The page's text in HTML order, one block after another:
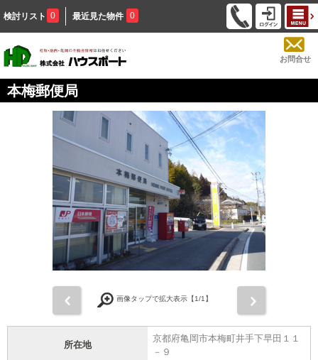
検討リスト 0 最近見た物件 0
お問合せ
本梅郵便局
画像タップで拡大表示【1/1】
所在地
京都府亀岡市本梅町井手下早田１１
－９